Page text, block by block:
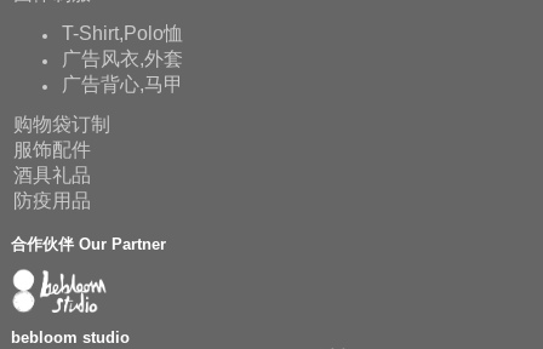
T-Shirt,Polo恤
广告风衣,外套
广告背心,马甲
购物袋订制
服饰配件
酒具礼品
防疫用品
合作伙伴 Our Partner
bebloom studio